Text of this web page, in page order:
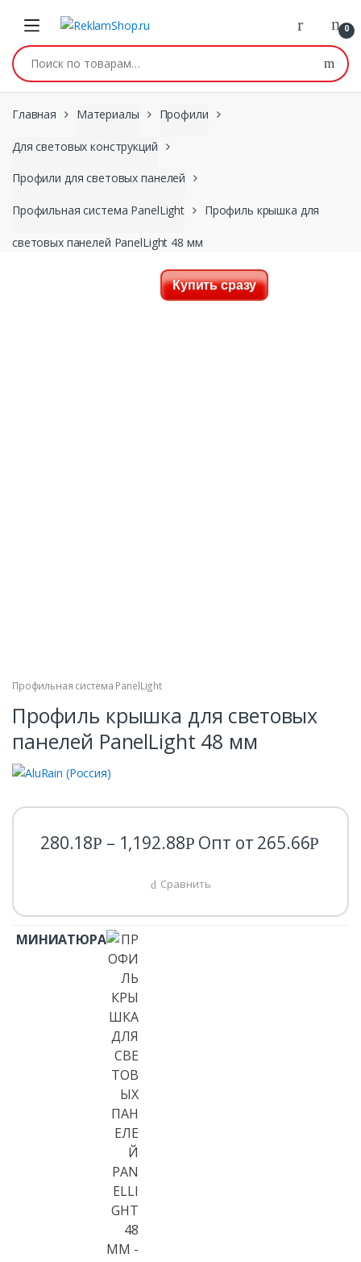
0
Искать:
Главная Материалы Профили
Для световых конструкций
Профили для световых панелей
Профильная система PanelLight Профиль крышка для
световых панелей PanelLight 48 мм
Купить сразу
Профильная система PanelLight
Профиль крышка для световых
панелей PanelLight 48 мм
280.18Р – 1,192.88Р Опт от 265.66Р
Сравнить